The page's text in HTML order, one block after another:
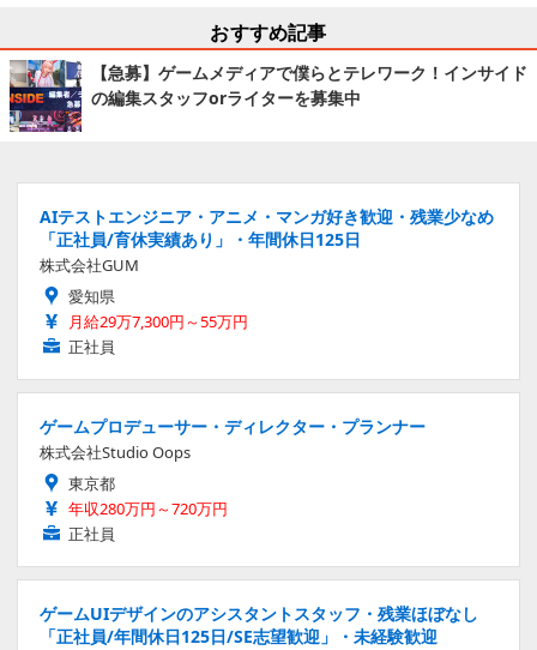
おすすめ記事
【急募】ゲームメディアで僕らとテレワーク！インサイド
の編集スタッフorライターを募集中
AIテストエンジニア・アニメ・マンガ好き歓迎・残業少なめ
「正社員/育休実績あり」・年間休日125日
株式会社GUM
愛知県
月給29万7,300円～55万円
正社員
ゲームプロデューサー・ディレクター・プランナー
株式会社Studio Oops
東京都
年収280万円～720万円
正社員
ゲームUIデザインのアシスタントスタッフ・残業ほぼなし
「正社員/年間休日125日/SE志望歓迎」・未経験歓迎